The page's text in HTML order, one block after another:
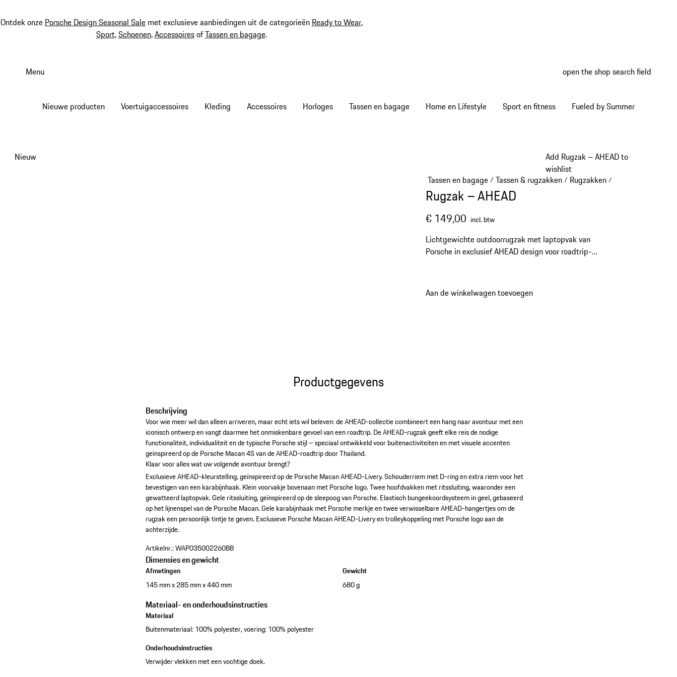
Ontdek onze Porsche Design Seasonal Salemet exclusieve aanbiedingen uit de categorieën Ready to Wear,
Sport,Schoenen,AccessoiresofTassen en bagage.
Menu open the shop search field
Nieuwe producten Voertuigaccessoires Kleding Accessoires Horloges Tassen en bagage Home en Lifestyle Sport en fitness Fueled by Summer
Add Rugzak – AHEAD to
wishlist
Nieuw
Tassen en bagage/ Tassen & rugzakken/ Rugzakken/
Rugzak – AHEAD
€ 149,00 incl. btw
Lichtgewichte outdoorrugzak met laptopvak van
Porsche in exclusief AHEAD design voor roadtrip-
Aan de winkelwagen toevoegen
Productgegevens
Beschrijving
Voor wie meer wil dan alleen arriveren, maar echt iets wil beleven: de AHEAD-collectie combineert een hang naar avontuur met een
iconisch ontwerp en vangt daarmee het onmiskenbare gevoel van een roadtrip. De AHEAD-rugzak geeft elke reis de nodige
functionaliteit, individualiteit en de typische Porsche stijl – speciaal ontwikkeld voor buitenactiviteiten en met visuele accenten
geïnspireerd op de Porsche Macan 4S van de AHEAD-roadtrip door Thailand.
Klaar voor alles wat uw volgende avontuur brengt?
Exclusieve AHEAD-kleurstelling, geïnspireerd op de Porsche Macan AHEAD-Livery.Schouderriem met D-ring en extra riem voor het
bevestigen van een karabijnhaak.Klein voorvakje bovenaan met Porsche logo.Twee hoofdvakken met ritssluiting, waaronder een
gewatteerd laptopvak.Gele ritssluiting, geïnspireerd op de sleepoog van Porsche.Elastisch bungeekoordsysteem in geel, gebaseerd
op het lijnenspel van de Porsche Macan.Gele karabijnhaak met Porsche merkje en twee verwisselbare AHEAD-hangertjes om de
rugzak een persoonlijk tintje te geven.Exclusieve Porsche Macan AHEAD-Livery en trolleykoppeling met Porsche logo aan de
achterzijde.
Artikelnr.:WAP035002260BB
Dimensies en gewicht
Afmetingen
145 mm x 285 mm x 440 mm
Gewicht
680 g
Materiaal- en onderhoudsinstructies
Materiaal
Buitenmateriaal: 100% polyester, voering: 100% polyester
Onderhoudsinstructies
Verwijder vlekken met een vochtige doek.